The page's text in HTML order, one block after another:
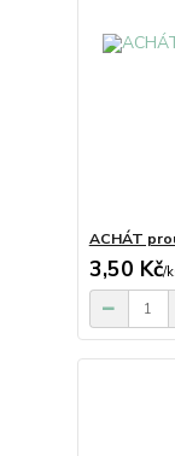
ACHÁT
3,50 Kč/